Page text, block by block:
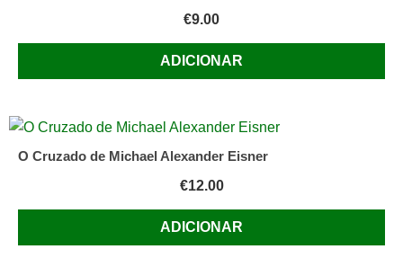
€9.00
ADICIONAR
O Cruzado de Michael Alexander Eisner
€12.00
ADICIONAR